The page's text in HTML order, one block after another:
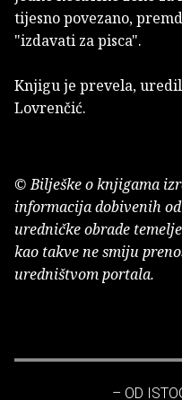
tijesno povezano,
"izdavati za pisca".
Knjigu je prevela,
Lovrenčić.
© Bilješke o knjigama
informacija dobivenih
uredničke obrade
kao takve ne smiju
uredništvom portala.
– OD